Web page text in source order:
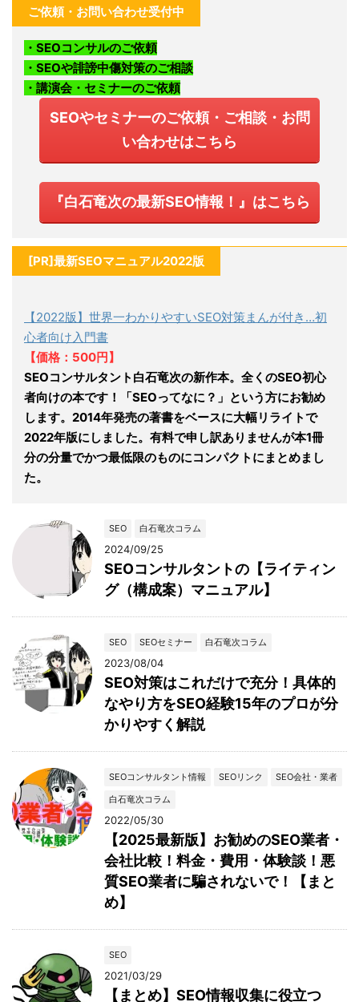
ご依頼・お問い合わせ受付中
・SEOコンサルのご依頼
・SEOや誹謗中傷対策のご相談
・講演会・セミナーのご依頼
SEOやセミナーのご依頼・ご相談・お問
い合わせはこちら
『白石竜次の最新SEO情報！』はこちら
[PR]最新SEOマニュアル2022版
【2022版】世界一わかりやすいSEO対策まんが付き…初
心者向け入門書
【価格：500円】
SEOコンサルタント白石竜次の新作本。全くのSEO初心
者向けの本です！「SEOってなに？」という方にお勧め
します。2014年発売の著書をベースに大幅リライトで
2022年版にしました。有料で申し訳ありませんが本1冊
分の分量でかつ最低限のものにコンパクトにまとめまし
た。
SEO 白石竜次コラム
2024/09/25
SEOコンサルタントの【ライティン
グ（構成案）マニュアル】
SEO SEOセミナー 白石竜次コラム
2023/08/04
SEO対策はこれだけで充分！具体的
なやり方をSEO経験15年のプロが分
かりやすく解説
SEOコンサルタント情報 SEOリンク
SEO会社・業者
白石竜次コラム
2022/05/30
【2025最新版】お勧めのSEO業者・
会社比較！料金・費用・体験談！悪
質SEO業者に騙されないで！【まと
め】
SEO
2021/03/29
【まとめ】SEO情報収集に役立つ